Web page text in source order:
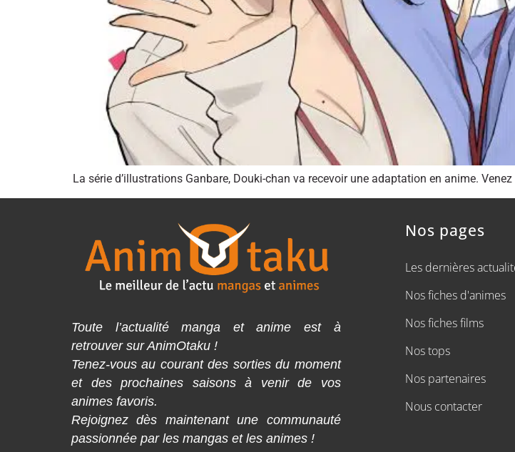
La série d’illustrations Ganbare, Douki-chan va recevoir une adaptation en anime.
Toute l’actualité manga et anime est à
retrouver sur AnimOtaku !
Tenez-vous au courant des sorties du moment
et des prochaines saisons à venir de vos
animes favoris.
Rejoignez dès maintenant une communauté
passionnée par les mangas et les animes !
Nos pages
Les dernières
Nos fiches d'animes
Nos fiches films
Nos tops
Nos partenaires
Nous contacter